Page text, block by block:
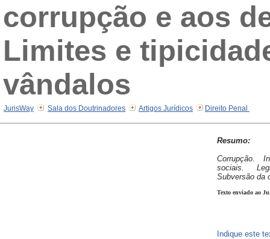
corrupção e aos
Limites e
vândalos
JurisWay Sala dos Doutrinadores Artigos Jurídicos Direito Penal
Resumo:
Corrupção.
sociais.
Subversão da
Texto enviado ao
Indique este